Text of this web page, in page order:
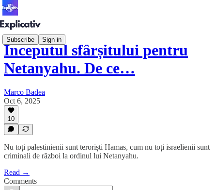
Subscribe Sign in
Începutul sfârșitului pentru
Netanyahu. De ce…
Marco Badea
Oct 6, 2025
10
Nu toți palestinienii sunt teroriști Hamas, cum nu toți israelienii sunt
criminali de război la ordinul lui Netanyahu.
Read →
Comments